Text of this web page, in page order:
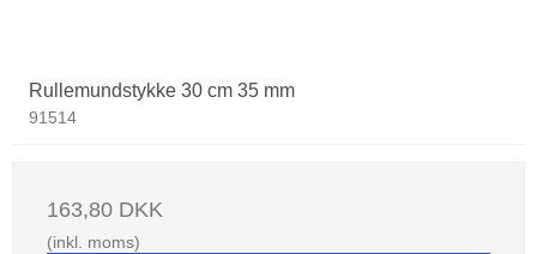
Rullemundstykke 30 cm 35 mm
91514
163,80 DKK
(inkl. moms)